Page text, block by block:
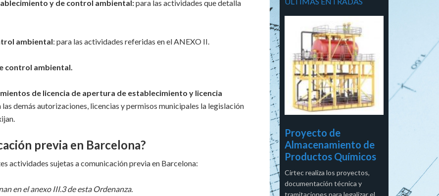
y de control ambiental:para las actividades que detalla
ambiental: para las actividades referidas en el ANEXO II.
control ambiental.
de licencia de apertura de establecimiento y licencia
las demás autorizaciones, licencias y permisos municipales la legislación
previa en Barcelona?
actividades sujetas a comunicación previa en Barcelona:
en el anexo III.3 de esta Ordenanza.
Proyecto de
Almacenamiento de
Productos Químicos
Cirtec realiza los proyectos,
documentación técnica y
tramitaciones para legalizar el